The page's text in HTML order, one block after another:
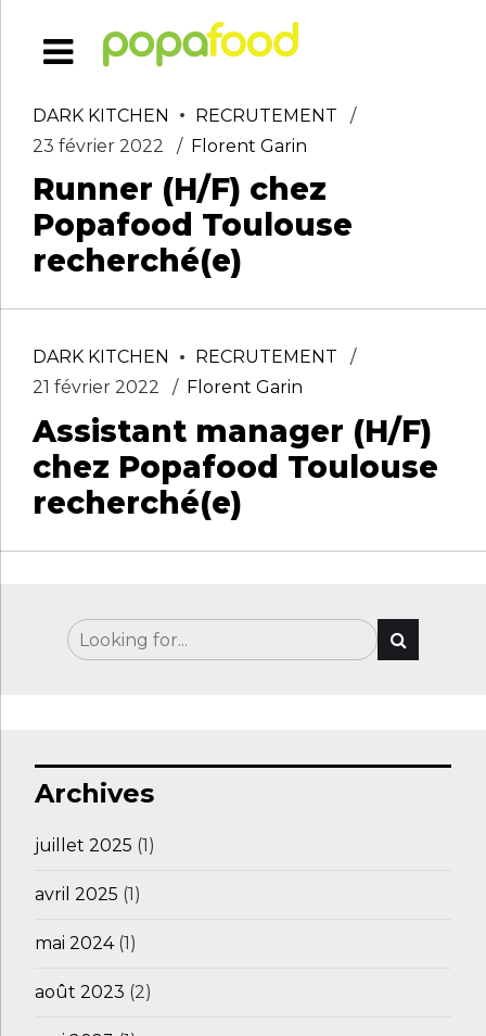
DARK KITCHEN
RECRUTEMENT
23 février 2022
Florent Garin
Runner (H/F) chez
Popafood Toulouse
recherché(e)
DARK KITCHEN
RECRUTEMENT
21 février 2022
Florent Garin
Assistant manager (H/F)
chez Popafood Toulouse
recherché(e)
Archives
juillet 2025 (1)
avril 2025 (1)
mai 2024(1)
août 2023 (2)